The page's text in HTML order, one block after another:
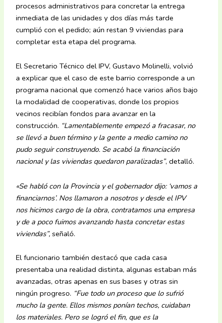
procesos administrativos para concretar la entrega
inmediata de las unidades y dos días más tarde
cumplió con el pedido; aún restan 9 viviendas para
completar esta etapa del programa.
El Secretario Técnico del IPV, Gustavo Molinelli, volvió
a explicar que el caso de este barrio corresponde a un
programa nacional que comenzó hace varios años bajo
la modalidad de cooperativas, donde los propios
vecinos recibían fondos para avanzar en la
construcción. “Lamentablemente empezó a fracasar, no
se llevó a buen término y la gente a medio camino no
pudo seguir construyendo. Se acabó la financiación
nacional y las viviendas quedaron paralizadas”, detalló.
«Se habló con la Provincia y el gobernador dijo: ‘vamos a
financiarnos’. Nos llamaron a nosotros y desde el IPV
nos hicimos cargo de la obra, contratamos una empresa
y de a poco fuimos avanzando hasta concretar estas
viviendas”, señaló.
El funcionario también destacó que cada casa
presentaba una realidad distinta, algunas estaban más
avanzadas, otras apenas en sus bases y otras sin
ningún progreso. “Fue todo un proceso que lo sufrió
mucho la gente. Ellos mismos ponían techos, cuidaban
los materiales. Pero se logró el fin, que es la